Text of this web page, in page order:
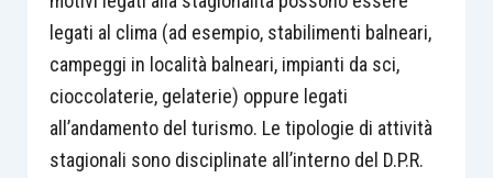
legati al clima (ad esempio, stabilimenti balneari,
campeggi in località balneari, impianti da sci,
cioccolaterie, gelaterie) oppure legati
all’andamento del turismo. Le tipologie di attività
stagionali sono disciplinate all’interno del D.P.R.